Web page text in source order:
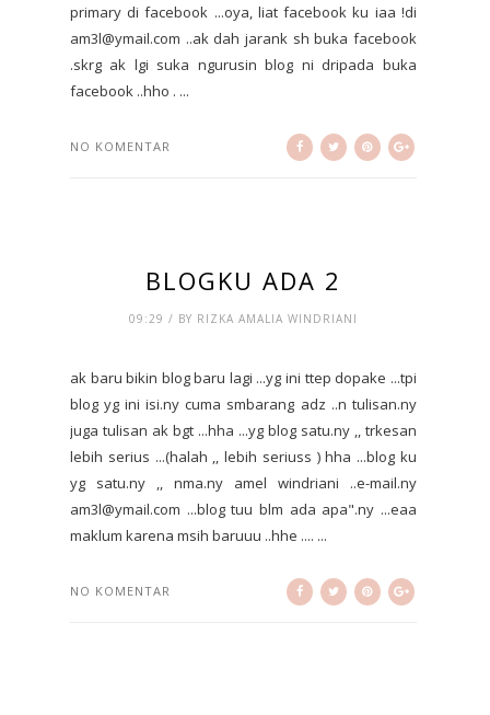
primary di facebook ...oya, liat facebook ku iaa !di
am3l@ymail.com ..ak dah jarank sh buka facebook
.skrg ak lgi suka ngurusin blog ni dripada buka
facebook ..hho . ...
NO KOMENTAR
BLOGKU ADA 2
09:29 / BY RIZKA AMALIA WINDRIANI
ak baru bikin blog baru lagi ...yg ini ttep dopake ...tpi
blog yg ini isi.ny cuma smbarang adz ..n tulisan.ny
juga tulisan ak bgt ...hha ...yg blog satu.ny ,, trkesan
lebih serius ...(halah ,, lebih seriuss ) hha ...blog ku
yg satu.ny ,, nma.ny amel windriani ..e-mail.ny
am3l@ymail.com ...blog tuu blm ada apa".ny ...eaa
maklum karena msih baruuu ..hhe .... ...
NO KOMENTAR